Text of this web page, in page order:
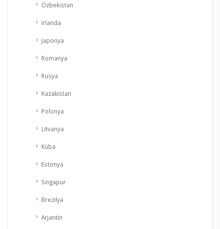
Özbekistan
İrlanda
Japonya
Romanya
Rusya
Kazakistan
Polonya
Litvanya
Küba
Estonya
Singapur
Brezilya
Arjantin